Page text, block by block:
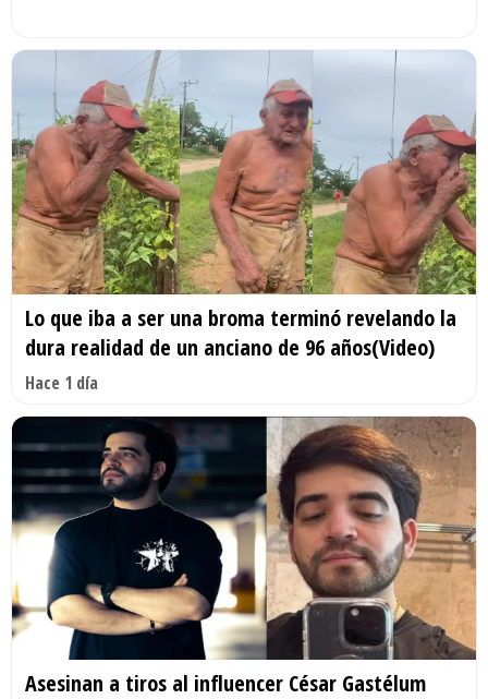
Lo que iba a ser una broma terminó revelando la
dura realidad de un anciano de 96 años(Video)
Hace 1 día
Asesinan a tiros al influencer César Gastélum